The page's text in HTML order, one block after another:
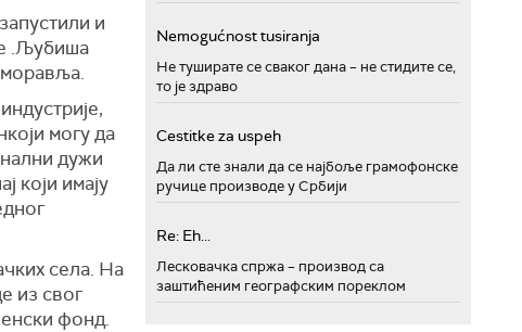
и
.Љубиша
могу да
дужи
који имају
села. На
из свог
фонд.
Nemogućnost tusiranja
Не туширате се сваког дана – не стидите се,
то је здраво
Cestitke za uspeh
Да ли сте знали да се најбоље грамофонске
ручице производе у Србији
Re: Eh...
Лесковачка спржа – производ са
заштићеним географским пореклом